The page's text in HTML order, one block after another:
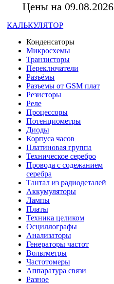
Цены на 09.08.2026
КАЛЬКУЛЯТОР
Конденсаторы
Микросхемы
Транзисторы
Переключатели
Разъёмы
Разъемы от GSM плат
Резисторы
Реле
Процессоры
Потенциометры
Диоды
Корпуса часов
Платиновая группа
Техническое серебро
Провода с содежанием
серебра
Тантал из радиодеталей
Аккумуляторы
Лампы
Платы
Техника целиком
Осциллографы
Анализаторы
Генераторы частот
Вольтметры
Частотомеры
Аппаратура связи
Разное